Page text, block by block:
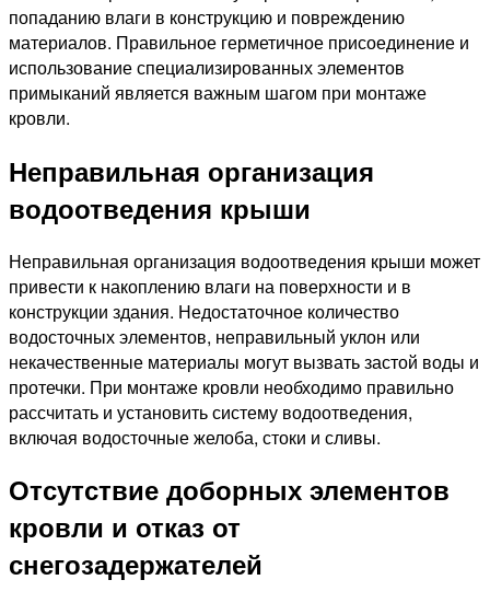
попаданию влаги в конструкцию и повреждению
материалов. Правильное герметичное присоединение и
использование специализированных элементов
примыканий является важным шагом при монтаже
кровли.
Неправильная организация
водоотведения крыши
Неправильная организация водоотведения крыши может
привести к накоплению влаги на поверхности и в
конструкции здания. Недостаточное количество
водосточных элементов, неправильный уклон или
некачественные материалы могут вызвать застой воды и
протечки. При монтаже кровли необходимо правильно
рассчитать и установить систему водоотведения,
включая водосточные желоба, стоки и сливы.
Отсутствие доборных элементов
кровли и отказ от
снегозадержателей